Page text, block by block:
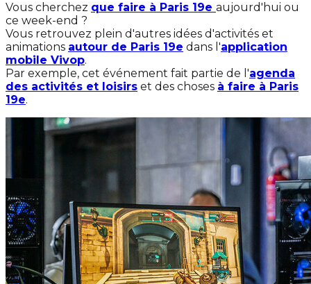
Vous cherchez que faire à Paris 19e aujourd'hui ou
ce week-end ?
Vous retrouvez plein d'autres idées d'activités et
animations autour de Paris 19e dans l'application
mobile Vivop.
Par exemple, cet événement fait partie de l'agenda
des activités et loisirs et des choses à faire à Paris
19e.